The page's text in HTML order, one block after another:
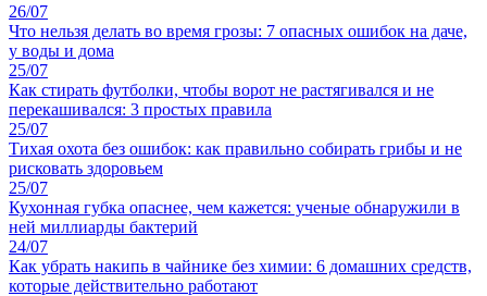
26/07
Что нельзя делать во время грозы: 7 опасных ошибок на даче,
у воды и дома
25/07
Как стирать футболки, чтобы ворот не растягивался и не
перекашивался: 3 простых правила
25/07
Тихая охота без ошибок: как правильно собирать грибы и не
рисковать здоровьем
25/07
Кухонная губка опаснее, чем кажется: ученые обнаружили в
ней миллиарды бактерий
24/07
Как убрать накипь в чайнике без химии: 6 домашних средств,
которые действительно работают